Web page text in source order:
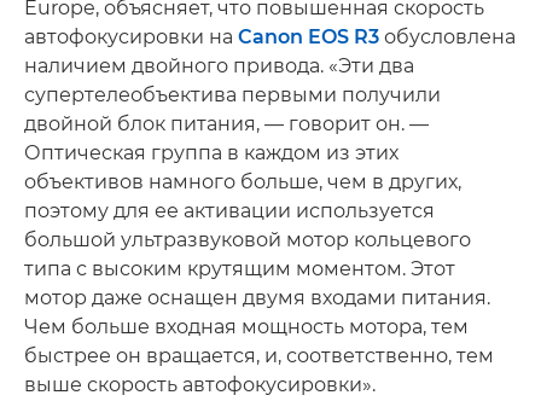
Europe, объясняет, что повышенная скорость
автофокусировки на Canon EOS R3 обусловлена
наличием двойного привода. «Эти два
супертелеобъектива первыми получили
двойной блок питания, — говорит он. —
Оптическая группа в каждом из этих
объективов намного больше, чем в других,
поэтому для ее активации используется
большой ультразвуковой мотор кольцевого
типа с высоким крутящим моментом. Этот
мотор даже оснащен двумя входами питания.
Чем больше входная мощность мотора, тем
быстрее он вращается, и, соответственно, тем
выше скорость автофокусировки».